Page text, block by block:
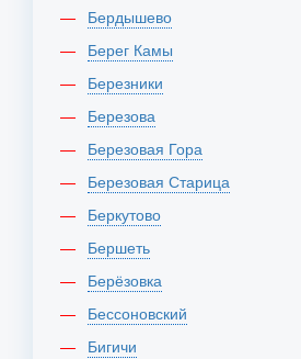
Бердышево
Берег Камы
Березники
Березова
Березовая Гора
Березовая Старица
Беркутово
Бершеть
Берёзовка
Бессоновский
Бигичи